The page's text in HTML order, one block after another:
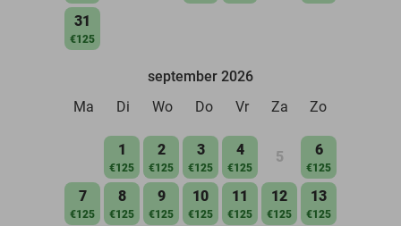
31
€125
september 2026
Ma
Di Wo Do Vr Za Zo
1
€125
2
€125
3
€125
4
€125
5 6
€125
7
€125
8
€125
9
€125
10
€125
11
€125
12
€125
13
€125